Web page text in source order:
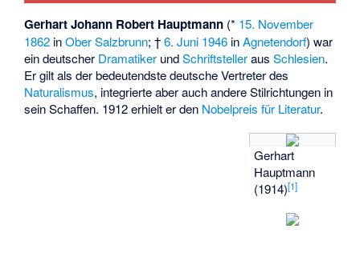
Gerhart Johann Robert Hauptmann (* 15. November
1862 inOber Salzbrunn; †6. Juni 1946 inAgnetendorf) war
ein deutscher Dramatiker undSchriftstellerausSchlesien.
Er gilt als der bedeutendste deutsche Vertreter des
Naturalismus, integrierte aber auch andere Stilrichtungen in
sein Schaffen. 1912 erhielt er den Nobelpreis für Literatur.
Gerhart
Hauptmann
(1914)[1]